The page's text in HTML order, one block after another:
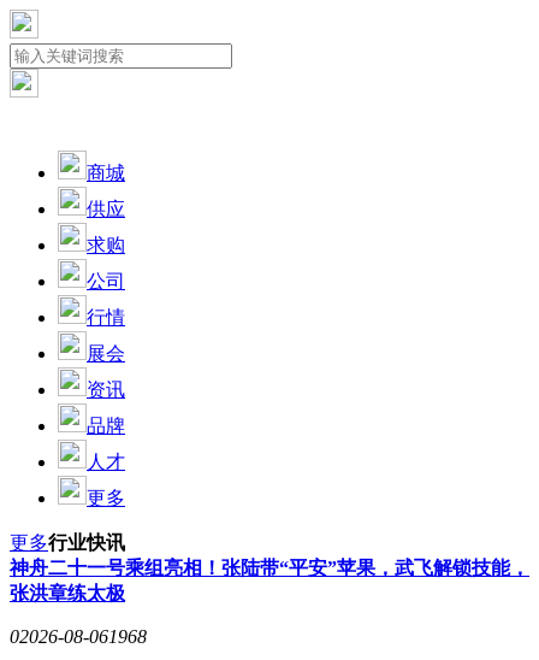
商城
供应
求购
公司
行情
展会
资讯
品牌
人才
更多
更多行业快讯
神舟二十一号乘组亮相！张陆带“平安”苹果，武飞解锁技能，
张洪章练太极
02026-08-061968